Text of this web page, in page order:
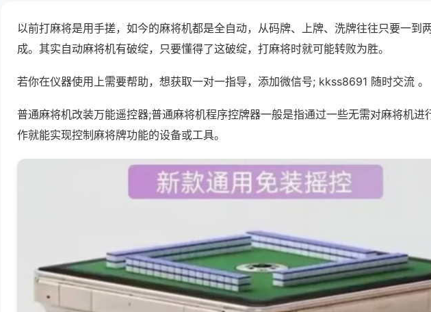
以前打麻将是用手搓，如今的麻将机都是全自动，从码牌、上牌、洗牌往往只要一到
成。其实自动麻将机有破绽，只要懂得了这破绽，打麻将时就可能转败为胜。
若你在仪器使用上需要帮助，想获取一对一指导，添加微信号; kkss8691 随时交流 。
普通麻将机改装万能遥控器;普通麻将机程序控牌器一般是指通过一些无需对麻将机进
作就能实现控制麻将牌功能的设备或工具。